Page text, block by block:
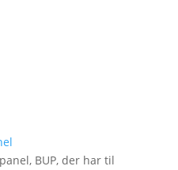
BUP, der har til